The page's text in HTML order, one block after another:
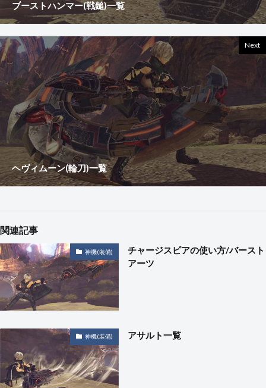
ブーストハンマー(戦鎚)一覧
Next
ヘヴィムーン(輪刀)一覧
関連記事
神機(装備)
チャージスピアの使い方/バースト
アーツ
神機(装備) アサルト一覧